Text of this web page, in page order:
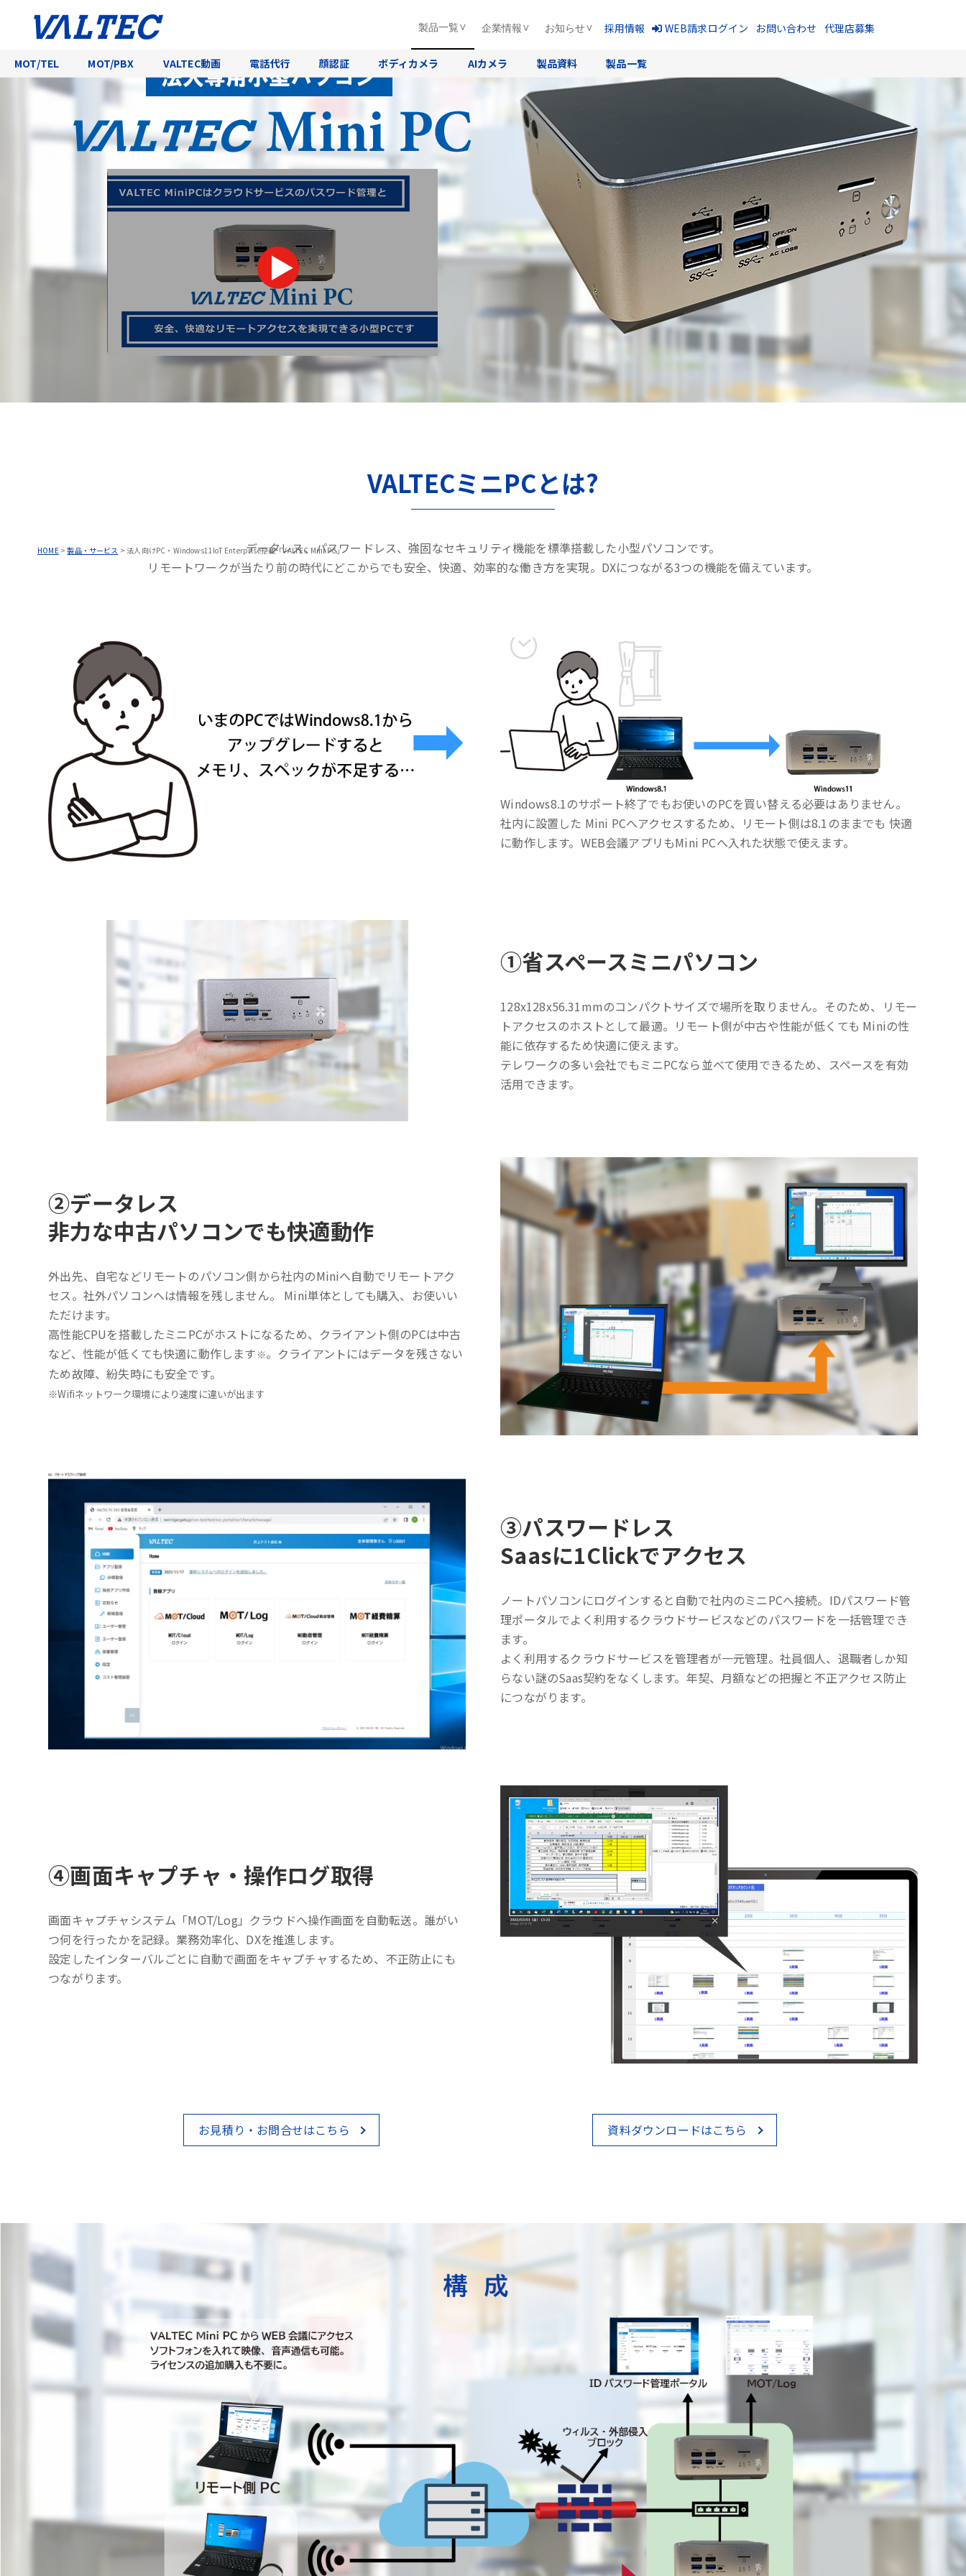
製品一覧
MOT/TEL MOT/PBX VALTEC動画 電話代行 顔認証 ボディカメラ AIカメラ 製品資料 製品一覧
企業情報 お知らせ 採用情報 WEB請求ログイン お問い合わせ 代理店募集
HOME>製品・サービス > 法人向けPC・Windows11IoT Enterprise搭載「VALTEC Mini PC」
法人向けミニPC・Windows11IoT Enterprise搭載
VALTECミニPCとは?
データレス、パスワードレス、強固なセキュリティ機能を標準搭載した小型パソコンです。
リモートワークが当たり前の時代にどこからでも安全、快適、効率的な働き方を実現。DXにつながる3つの機能を備えています。
Windows8.1のサポート終了でもお使いのPCを買い替える必要はありません。
社内に設置した Mini PCへアクセスするため、リモート側は8.1のままでも 快適
に動作します。WEB会議アプリもMini PCへ入れた状態で使えます。
①省スペースミニパソコン
128x128x56.31mmのコンパクトサイズで場所を取りません。そのため、リモー
トアクセスのホストとして最適。リモート側が中古や性能が低くても Miniの性
能に依存するため快適に使えます。
テレワークの多い会社でもミニPCなら並べて使用できるため、スペースを有効
活用できます。
②データレス
非力な中古パソコンでも快適動作
外出先、自宅などリモートのパソコン側から社内のMiniへ自動でリモートアク
セス。社外パソコンへは情報を残しません。 Mini単体としても購入、お使いい
ただけます。
高性能CPUを搭載したミニPCがホストになるため、クライアント側のPCは中古
など、性能が低くても快適に動作します ※。クライアントにはデータを残さない
ため故障、紛失時にも安全です。
※Wifiネットワーク環境により速度に違いが出ます
③パスワードレス
Saasに1Clickでアクセス
ノートパソコンにログインすると自動で社内のミニPCへ接続。IDパスワード管
理ポータルでよく利用するクラウドサービスなどのパスワードを一括管理でき
ます。
よく利用するクラウドサービスを管理者が一元管理。社員個人、退職者しか知
らない謎のSaas契約をなくします。年契、月額などの把握と不正アクセス防止
につながります。
④画面キャプチャ・操作ログ取得
画面キャプチャシステム「MOT/Log」クラウドへ操作画面を自動転送。誰がい
つ何を行ったかを記録。業務効率化、DXを推進します。
設定したインターバルごとに自動で画面をキャプチャするため、不正防止にも
つながります。
お見積り・お問合せはこちら 資料ダウンロードはこちら